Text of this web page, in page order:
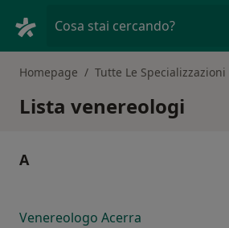
Cosa stai cercando?
Homepage Tutte Le Specializzazioni
Lista venereologi
A
Venereologo Acerra